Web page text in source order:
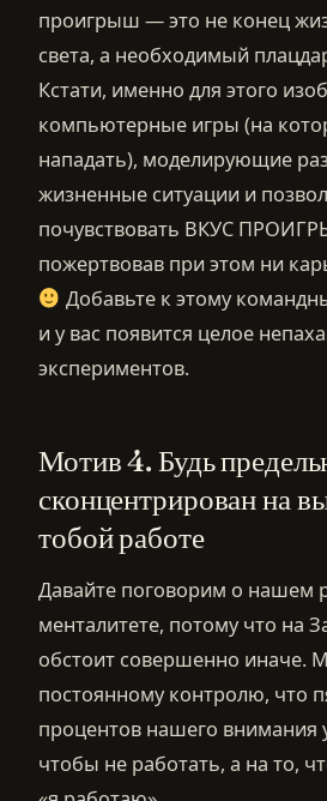
проигрыш — это не конец
света, а необходимый
Кстати, именно для этого
компьютерные игры (на
нападать), моделирующие
жизненные ситуации и
почувствовать ВКУС
пожертвовав при этом ни
Добавьте к этому
и у вас появится целое
экспериментов.
Мотив 4. Будь
сконцентрирован на
тобой работе
Давайте поговорим о нашем
менталитете, потому что на
обстоит совершенно иначе.
постоянному контролю, что
процентов нашего внимания
чтобы не работать, а на то,